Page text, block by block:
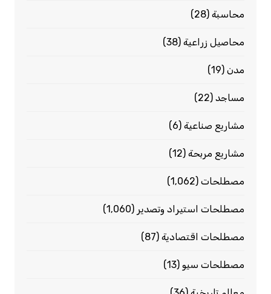
محاسبة(28)
محاصيل زراعية(38)
مدن(19)
مساجد(22)
مشاريع صناعية(6)
مشاريع مربحة(12)
مصطلحات(1٬062)
مصطلحات استيراد وتصدير (1٬060)
مصطلحات اقتصادية(87)
مصطلحات سيو(13)